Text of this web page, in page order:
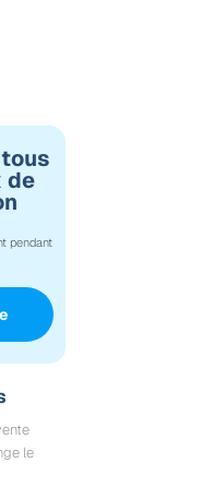
de
pendant
le